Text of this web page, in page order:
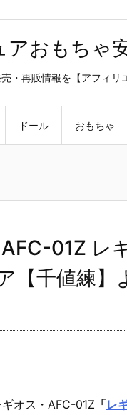
アおもちゃ
・再販情報を【アフィリ
ドール おもちゃ
01Z レ
【千値練】
オス・AFC-01Ζ 「レ